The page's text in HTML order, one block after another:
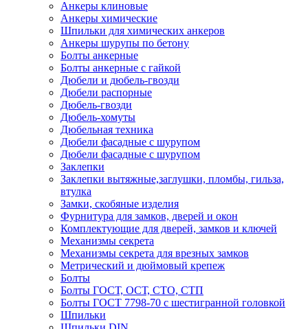
Анкеры клиновые
Анкеры химические
Шпильки для химических анкеров
Анкеры шурупы по бетону
Болты анкерные
Болты анкерные с гайкой
Дюбели и дюбель-гвозди
Дюбели распорные
Дюбель-гвозди
Дюбель-хомуты
Дюбельная техника
Дюбели фасадные с шурупом
Дюбели фасадные с шурупом
Заклепки
Заклепки вытяжные,заглушки, пломбы, гильза,
втулка
Замки, скобяные изделия
Фурнитура для замков, дверей и окон
Комплектующие для дверей, замков и ключей
Механизмы секрета
Механизмы секрета для врезных замков
Метрический и дюймовый крепеж
Болты
Болты ГОСТ, ОСТ, СТО, СТП
Болты ГОСТ 7798-70 с шестигранной головкой
Шпильки